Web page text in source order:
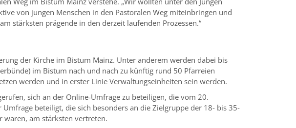
von jungen Menschen in den Pastoralen Weg miteinbringen und
stärksten prägende in den derzeit laufenden Prozessen.“
der Kirche im Bistum Mainz. Unter anderem werden dabei bis
im Bistum nach und nach zu künftig rund 50 Pfarreien
werden und in erster Linie Verwaltungseinheiten sein werden.
sich an der Online-Umfrage zu beteiligen, die vom 20.
beteiligt, die sich besonders an die Zielgruppe der 18- bis 35-
waren, am stärksten vertreten.